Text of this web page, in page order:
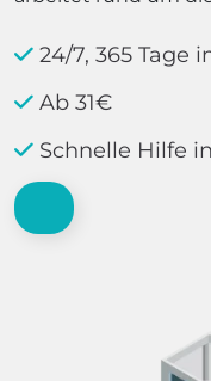
24/7, 365 Tage
Ab 31€
Schnelle Hilfe